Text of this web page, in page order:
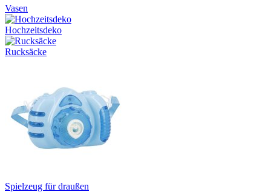
Vasen
Hochzeitsdeko
Rucksäcke
Spielzeug für draußen